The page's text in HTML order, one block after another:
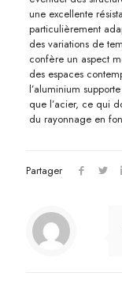
une excellente
particulièrement
des variations de
confère un aspect
des espaces
l’aluminium
que l’acier, ce qui
du rayonnage en
Partager